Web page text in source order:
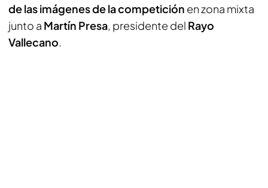
de las imágenes de la competición en zona mixta
junto a Martín Presa, presidente del Rayo
Vallecano.